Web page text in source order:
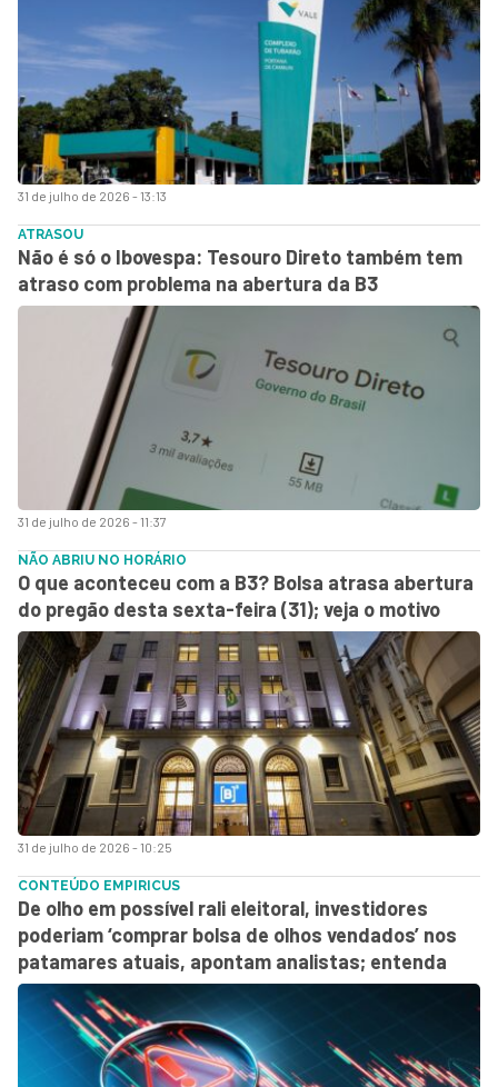
31 de julho de 2026 - 13:13
31 de julho de 2026 - 11:37
ATRASOU
Não é só o Ibovespa: Tesouro Direto também tem
atraso com problema na abertura da B3
31 de julho de 2026 - 10:25
NÃO ABRIU NO HORÁRIO
O que aconteceu com a B3? Bolsa atrasa abertura
do pregão desta sexta-feira (31); veja o motivo
CONTEÚDO EMPIRICUS
De olho em possível rali eleitoral, investidores
poderiam ‘comprar bolsa de olhos vendados’ nos
patamares atuais, apontam analistas; entenda